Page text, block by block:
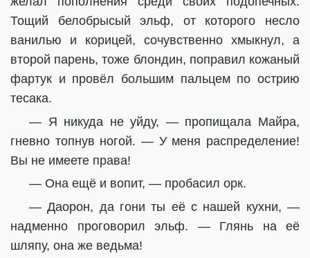
Тощий белобрысый эльф, от которого несло
ванилью и корицей, сочувственно хмыкнул, а
второй парень, тоже блондин, поправил кожаный
фартук и провёл большим пальцем по острию
тесака.
— Я никуда не уйду, — пропищала Майра,
гневно топнув ногой. — У меня распределение!
Вы не имеете права!
— Она ещё и вопит, — пробасил орк.
— Даорон, да гони ты её с нашей кухни, —
надменно проговорил эльф. — Глянь на её
шляпу, она же ведьма!